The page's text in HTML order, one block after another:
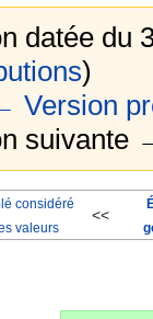
datée du
)
Version
suivante
considéré
valeurs
<<